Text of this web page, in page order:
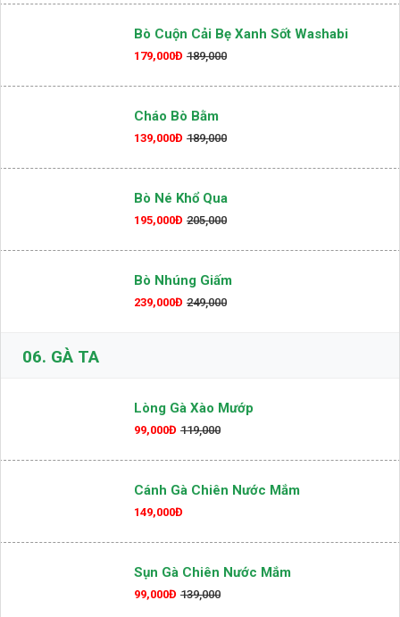
Bò Lúc Lắc Khoai Tây
239,000Đ
Bò Cuộn Cải Bẹ Xanh Sốt Washabi
179,000Đ 189,000
Cháo Bò Bằm
139,000Đ 189,000
Bò Né Khổ Qua
195,000Đ 205,000
Lòng Gà Xào Mướp
99,000Đ 119,000
Cánh Gà Chiên Nước Mắm
149,000Đ